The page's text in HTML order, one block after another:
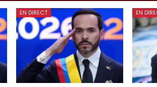
EN DIRECT EN